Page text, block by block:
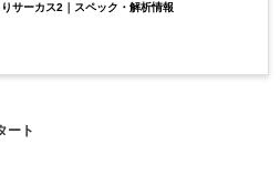
サーカス2｜スペック・解析情報
ート